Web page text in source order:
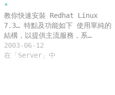
*
教你快速安裝 Redhat Linux
7.3… 特點及功能如下 使用單純的
結構，以提供主流服務，系…
2003-06-12
在「Server」中